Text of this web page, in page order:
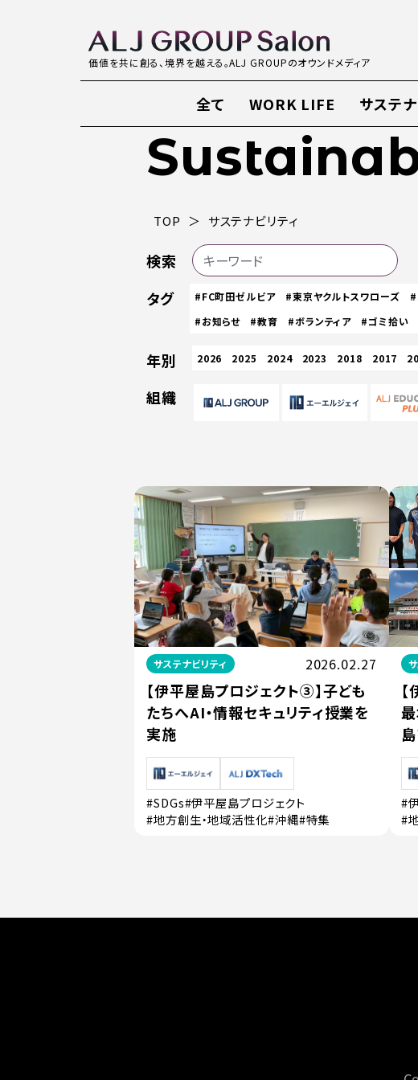
価値を共に創る、境界を越える。ALJ GROUPのオウンドメディア
全て WORK LIFE サステ
TOP サステナビリティ
検索
タグ
#FC町田ゼルビア #東京ヤクルトスワローズ
#お知らせ
#教育 #ボランティア #ゴミ拾い
年別 2026 2025 2024 2023 2018 2017
組織
サステナビリティ 2026.02.27
【伊平屋島プロジェクト③】子ども
たちへAI・情報セキュリティ授業を
実施
#SDGs#伊平屋島プロジェクト
#地方創生・地域活性化#沖縄#特集
島
#
#